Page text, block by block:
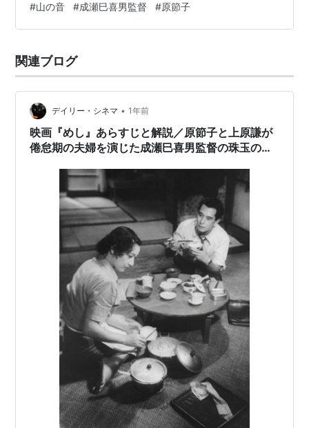
社の女事務員からそれと聴いて、愚痴もこぼさず、ひた
すら耐える菊子に不憫さを感じるようになった。 ある
家出してきた。信吾はむかし修一を可愛がるように房子
を可愛がらなかった。それが今、菊子へのなにくれとな
#山の音 #成瀬巳喜男監督 #原節子
関連ブログ
デイリー・シネマ • 1年前
映画『めし』あらすじと解説／原節子と上原謙が
倦怠期の夫婦を演じた成瀬巳喜男監督の珠玉の名